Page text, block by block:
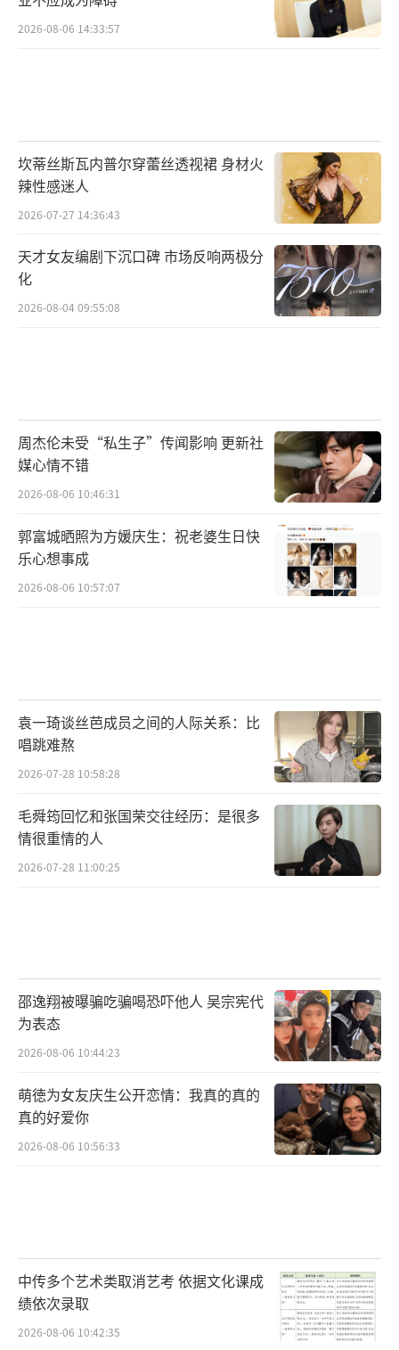
2026-08-06 14:33:57
坎蒂丝斯瓦内普尔穿蕾丝透视裙 身材火
辣性感迷人
2026-07-27 14:36:43
天才女友编剧下沉口碑 市场反响两极分
化
2026-08-04 09:55:08
周杰伦未受“私生子”传闻影响 更新社
媒心情不错
2026-08-06 10:46:31
郭富城晒照为方媛庆生：祝老婆生日快
乐心想事成
2026-08-06 10:57:07
袁一琦谈丝芭成员之间的人际关系：比
唱跳难熬
2026-07-28 10:58:28
毛舜筠回忆和张国荣交往经历：是很多
情很重情的人
2026-07-28 11:00:25
邵逸翔被曝骗吃骗喝恐吓他人 吴宗宪代
为表态
2026-08-06 10:44:23
萌徳为女友庆生公开恋情：我真的真的
真的好爱你
2026-08-06 10:56:33
中传多个艺术类取消艺考 依据文化课成
绩依次录取
2026-08-06 10:42:35